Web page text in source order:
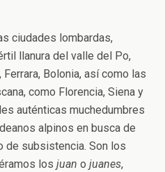
ciudades lombardas,
llanura del valle del Po,
Bolonia, así como las
como Florencia, Siena y
auténticas muchedumbres
alpinos en busca de
de subsistencia. Son los
los juan o juanes,